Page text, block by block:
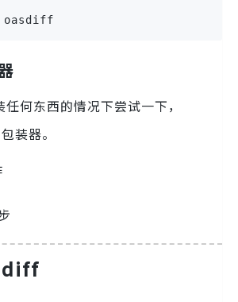
何东西的情况下尝试一下，
装器。